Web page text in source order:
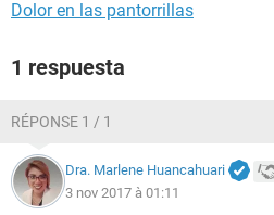
Dolor en las pantorrillas
1 respuesta
RÉPONSE 1 / 1
Dra. Marlene Huancahuari
3 nov 2017 à 01:11